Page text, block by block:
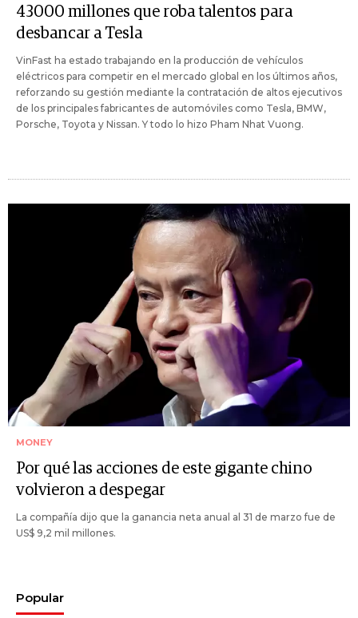
43000 millones que roba talentos para
desbancar a Tesla
VinFast ha estado trabajando en la producción de vehículos
eléctricos para competir en el mercado global en los últimos años,
reforzando su gestión mediante la contratación de altos ejecutivos
de los principales fabricantes de automóviles como Tesla, BMW,
Porsche, Toyota y Nissan. Y todo lo hizo Pham Nhat Vuong.
MONEY
Por qué las acciones de este gigante chino
volvieron a despegar
La compañía dijo que la ganancia neta anual al 31 de marzo fue de
US$ 9,2 mil millones.
Popular